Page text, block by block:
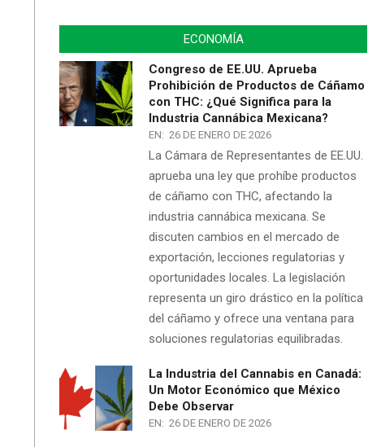
ECONOMÍA
Congreso de EE.UU. Aprueba
Prohibición de Productos de Cáñamo
con THC: ¿Qué Significa para la
Industria Cannábica Mexicana?
EN: 26 DE ENERO DE 2026
La Cámara de Representantes de EE.UU.
aprueba una ley que prohíbe productos
de cáñamo con THC, afectando la
industria cannábica mexicana. Se
discuten cambios en el mercado de
exportación, lecciones regulatorias y
oportunidades locales. La legislación
representa un giro drástico en la política
del cáñamo y ofrece una ventana para
soluciones regulatorias equilibradas.
La Industria del Cannabis en Canadá:
Un Motor Económico que México
Debe Observar
EN: 26 DE ENERO DE 2026